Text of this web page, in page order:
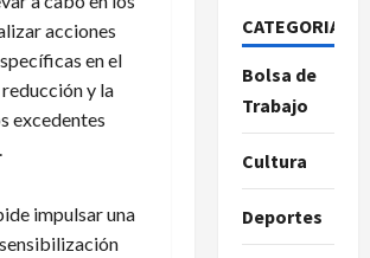
acciones
en el
y la
excedentes
impulsar una
CATEGORIAS
Bolsa de
Trabajo
Cultura
Deportes